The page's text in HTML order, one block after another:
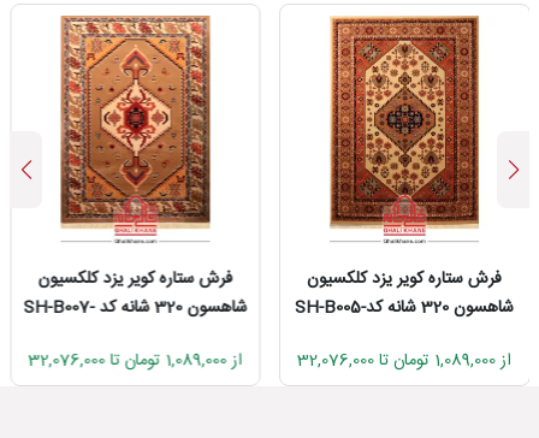
ستاره کویر یزد کلکسیون
شاهسون 320 شانه کدSH-B005-
فرش ستاره کویر یزد کلکسیون
شاهسون 320 شانه کد SH-B007-
از 1,089,000 تومان تا 32,076,000
از 1,089,000 تومان تا 32,076,000